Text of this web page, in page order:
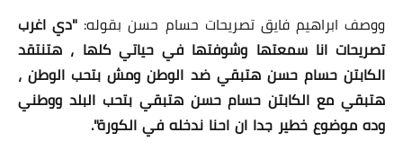
ووصف ابراهيم فايق تصريحات حسام حسن بقوله: "دي اغرب
تصريحات انا سمعتها وشوفتها في حياتي كلها ، هتنتقد
الكابتن حسام حسن هتبقي ضد الوطن ومش بتحب الوطن ،
هتبقي مع الكابتن حسام حسن هتبقي بتحب البلد ووطني
وده موضوع خطير جدا ان احنا ندخله في الكورة".